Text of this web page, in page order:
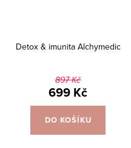
Detox & imunita Alchymedic
897 Kč
699 Kč
DO KOŠÍKU